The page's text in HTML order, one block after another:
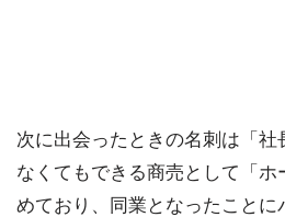
次に出会ったときの名刺は「
なくてもできる商売として「
めており、同業となったことに